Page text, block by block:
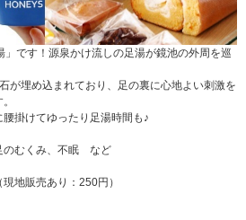
です！源泉かけ流しの足湯が鏡池の外周を巡
が埋め込まれており、足の裏に心地よい刺激を
掛けてゆったり足湯時間も♪
のむくみ、不眠 など
地販売あり：250円）